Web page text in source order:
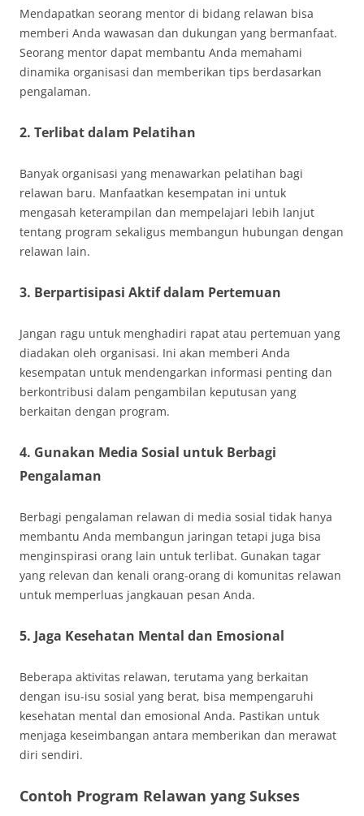
Mendapatkan seorang mentor di bidang relawan bisa
memberi Anda wawasan dan dukungan yang bermanfaat.
Seorang mentor dapat membantu Anda memahami
dinamika organisasi dan memberikan tips berdasarkan
pengalaman.
2. Terlibat dalam Pelatihan
Banyak organisasi yang menawarkan pelatihan bagi
relawan baru. Manfaatkan kesempatan ini untuk
mengasah keterampilan dan mempelajari lebih lanjut
tentang program sekaligus membangun hubungan dengan
relawan lain.
3. Berpartisipasi Aktif dalam Pertemuan
Jangan ragu untuk menghadiri rapat atau pertemuan yang
diadakan oleh organisasi. Ini akan memberi Anda
kesempatan untuk mendengarkan informasi penting dan
berkontribusi dalam pengambilan keputusan yang
berkaitan dengan program.
4. Gunakan Media Sosial untuk Berbagi
Pengalaman
Berbagi pengalaman relawan di media sosial tidak hanya
membantu Anda membangun jaringan tetapi juga bisa
menginspirasi orang lain untuk terlibat. Gunakan tagar
yang relevan dan kenali orang-orang di komunitas relawan
untuk memperluas jangkauan pesan Anda.
5. Jaga Kesehatan Mental dan Emosional
Beberapa aktivitas relawan, terutama yang berkaitan
dengan isu-isu sosial yang berat, bisa mempengaruhi
kesehatan mental dan emosional Anda. Pastikan untuk
menjaga keseimbangan antara memberikan dan merawat
diri sendiri.
Contoh Program Relawan yang Sukses